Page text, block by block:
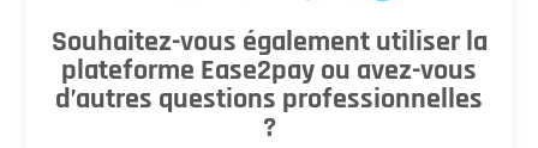
Souhaitez-vous également utiliser la
plateforme Ease2pay ou avez-vous
d’autres questions professionnelles
?